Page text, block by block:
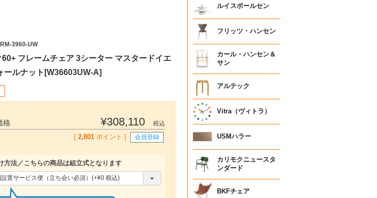
3960-UW
60+ フレームチェア 3シーター マスタードイエ
ールナット[W36603UW-A]
格 ¥308,110
税込
[2,801 ポイント ] 会員登録
方法／こちらの商品は組立式となります
ルイスポールセン
フリッツ・ハンセン
カール・ハンセン＆
サン
アルテック
Vitra（ヴィトラ）
USMハラー
カリモクニュースタ
ンダード
BKFチェア